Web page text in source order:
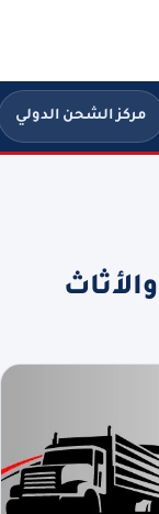
مركز الشحن الدولي